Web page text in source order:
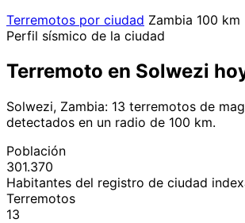
Terremotos por ciudad Zambia 100 km
Perfil sísmico de la ciudad
Terremoto en Solwezi
Solwezi, Zambia: 13 terremotos de
detectados en un radio de 100 km.
Población
301.370
Habitantes del registro de ciudad
Terremotos
13